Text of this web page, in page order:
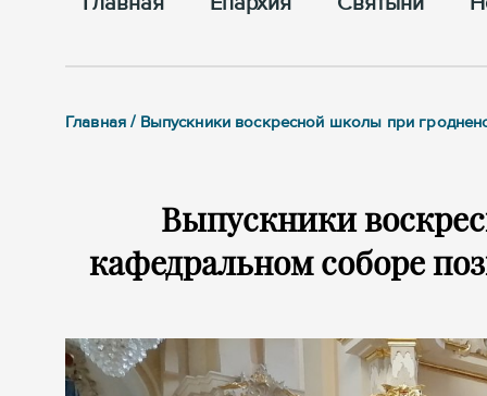
Главная / Выпускники воскресной школы при
Выпускники
кафедральном соборе